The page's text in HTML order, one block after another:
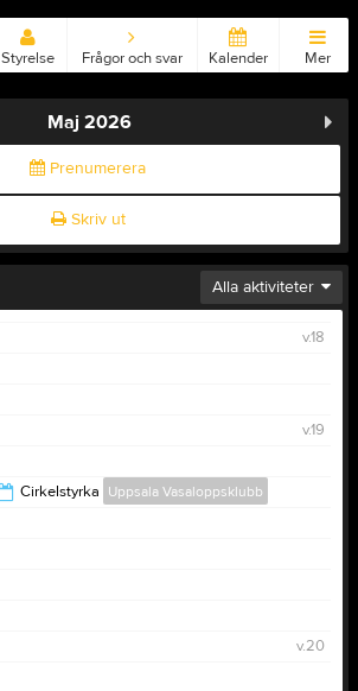
Styrelse Frågor och svar Kalender Mer
Maj 2026
Prenumerera
Skriv ut
Alla aktiviteter
v.18
v.19
Cirkelstyrka Uppsala Vasaloppsklubb
v.20